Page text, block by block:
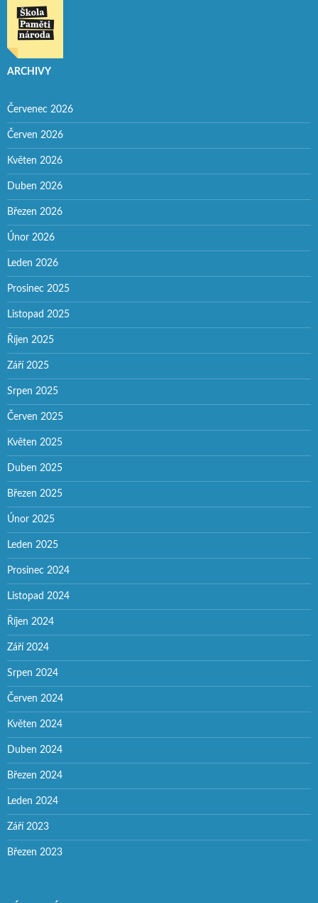
ARCHIVY
Červenec 2026
Červen 2026
Květen 2026
Duben 2026
Březen 2026
Únor 2026
Leden 2026
Prosinec 2025
Listopad 2025
Říjen 2025
Září 2025
Srpen 2025
Červen 2025
Květen 2025
Duben 2025
Březen 2025
Únor 2025
Leden 2025
Prosinec 2024
Listopad 2024
Říjen 2024
Září 2024
Srpen 2024
Červen 2024
Květen 2024
Duben 2024
Březen 2024
Leden 2024
Září 2023
Březen 2023